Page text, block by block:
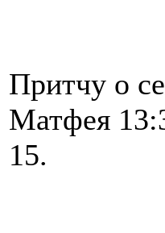
Притчу о
Матфея
15.